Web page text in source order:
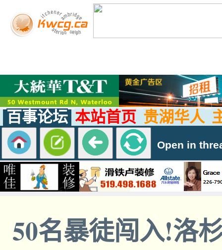
百事论坛 本站首页 贵湖华人
Open in
50名暴徒闯入!洛